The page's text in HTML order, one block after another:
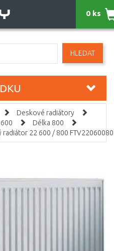
HLEDAT
0 ks
Deskové radiátory
Délka 800
radiátor 22 600 / 800